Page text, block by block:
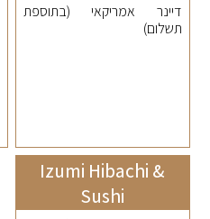
דיינר אמריקאי (בתוספת
תשלום)
Izumi Hibachi &
Sushi